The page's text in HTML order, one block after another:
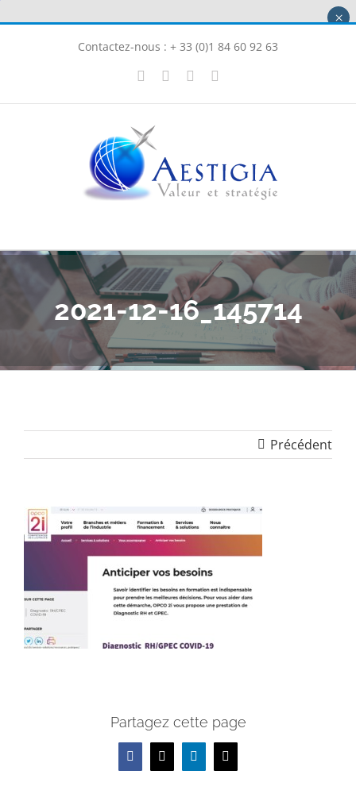
Contactez-nous : + 33 (0)1 84 60 92 63
LinkedInInstagram
2021-12-16_145714
Précédent
Partagez cette page
Facebook
X LinkedInEmail
×